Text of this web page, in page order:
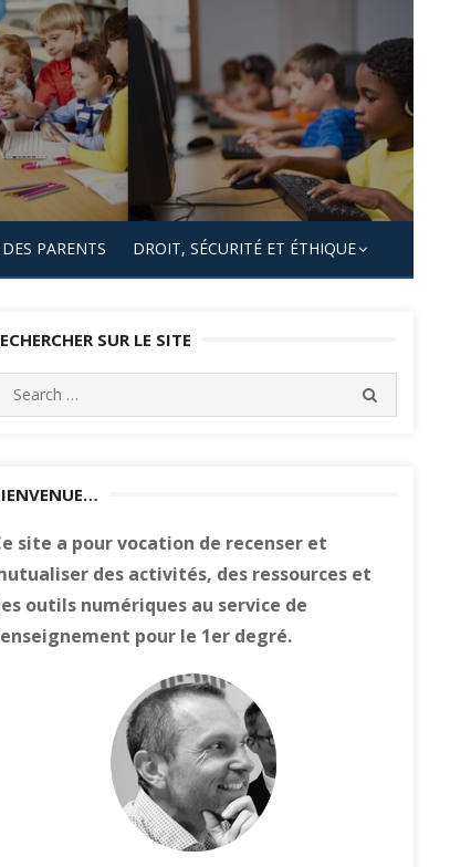
PARENTS DROIT, SÉCURITÉ ET ÉTHIQUE
SUR LE SITE
Search
site a pour vocation de recenser et
des activités, des ressources et
outils numériques au service de
pour le 1er degré.